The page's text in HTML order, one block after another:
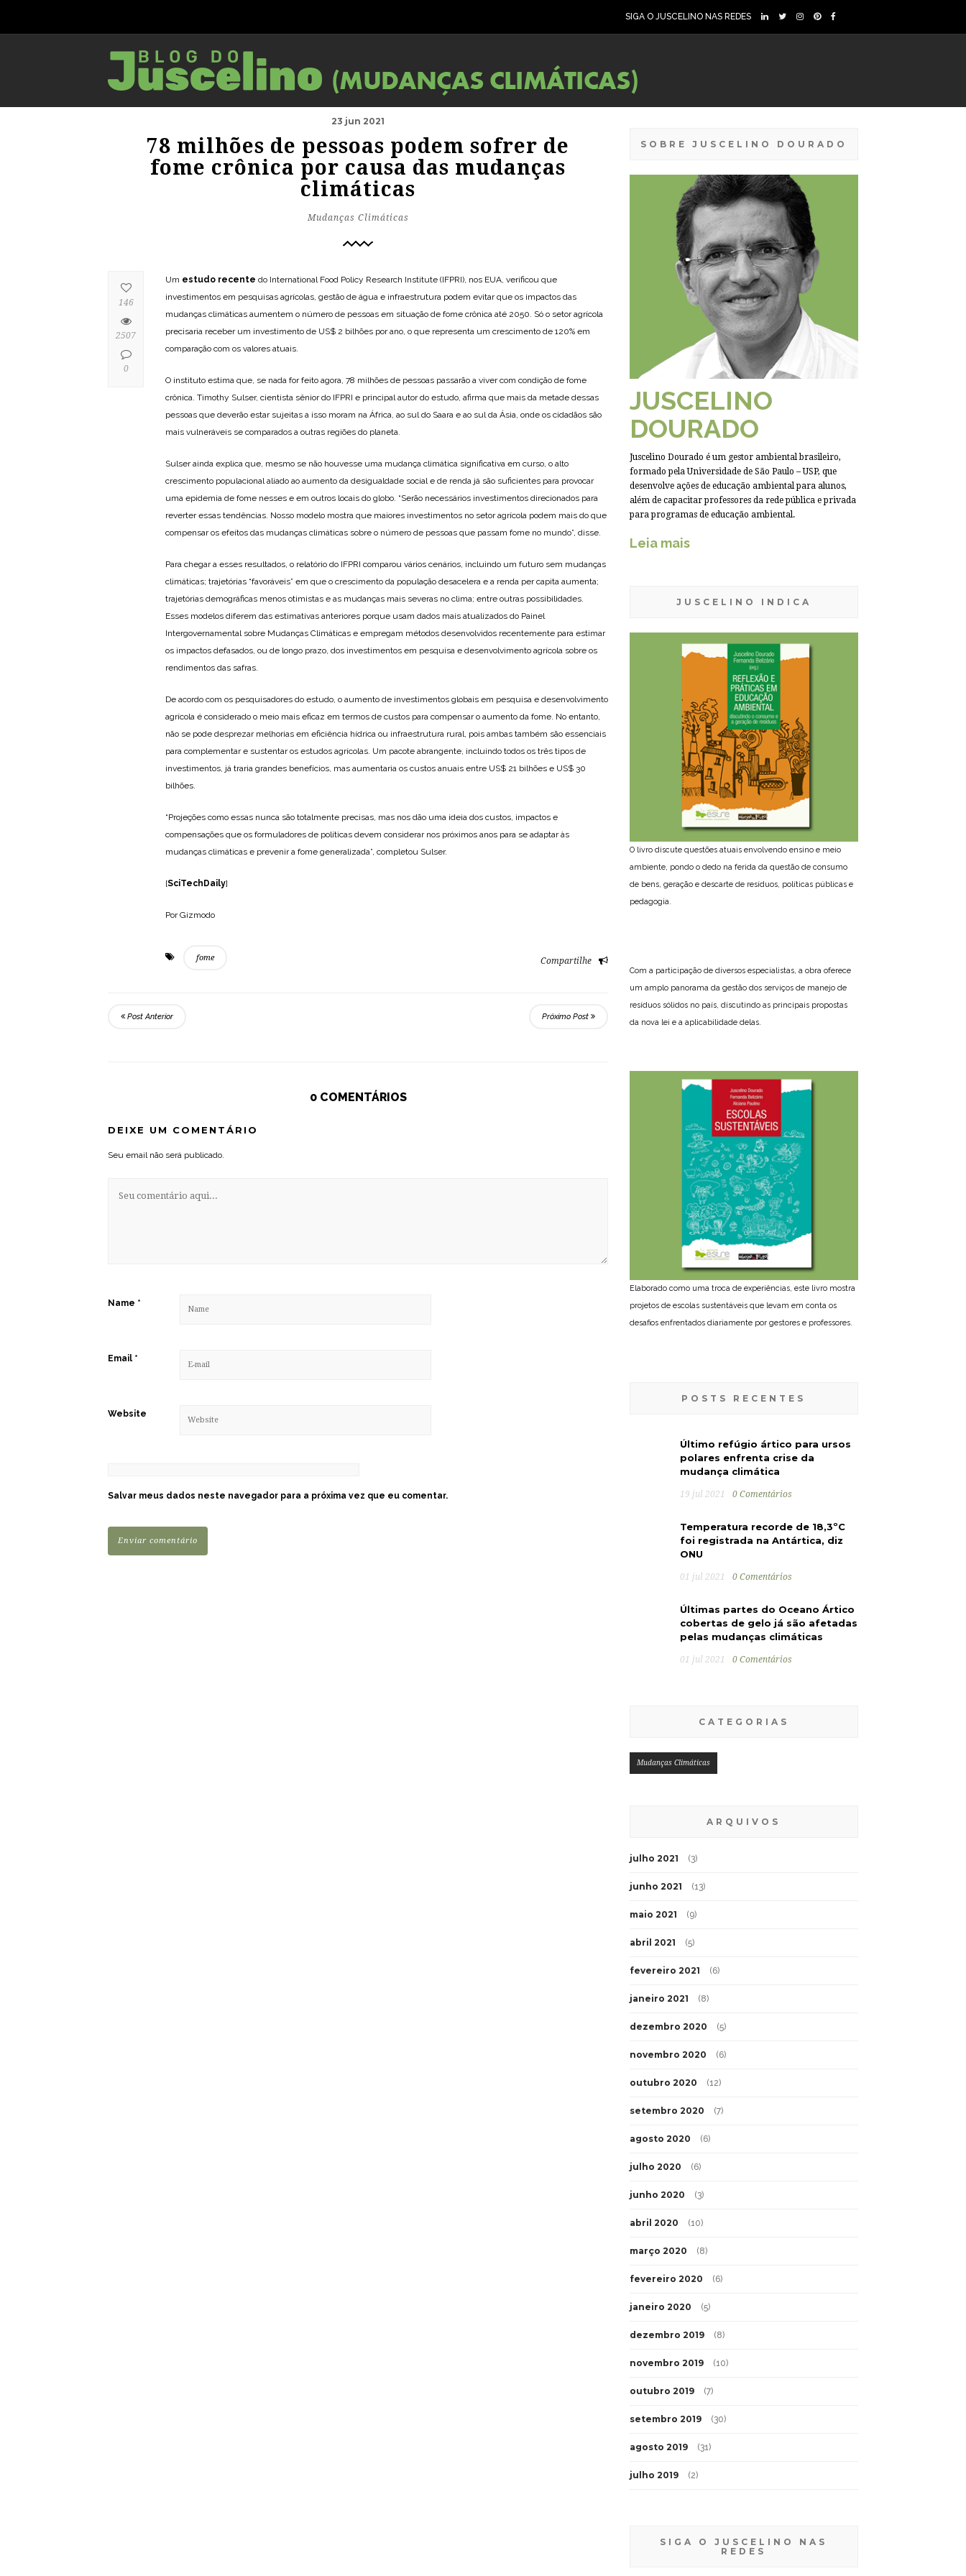
SIGA O JUSCELINO NAS REDES
23 jun 2021
78 milhões de pessoas podem sofrer de
fome crônica por causa das mudanças
climáticas
Mudanças Climáticas
Um estudo recente do International Food Policy Research Institute (IFPRI), nos EUA, verificou que
investimentos em pesquisas agrícolas, gestão de água e infraestrutura podem evitar que os impactos das
mudanças climáticas aumentem o número de pessoas em situação de fome crônica até 2050. Só o setor agrícola
precisaria receber um investimento de US$ 2 bilhões por ano, o que representa um crescimento de 120% em
comparação com os valores atuais.
O instituto estima que, se nada for feito agora, 78 milhões de pessoas passarão a viver com condição de fome
crônica. Timothy Sulser, cientista sênior do IFPRI e principal autor do estudo, afirma que mais da metade dessas
pessoas que deverão estar sujeitas a isso moram na África, ao sul do Saara e ao sul da Ásia, onde os cidadãos são
mais vulneráveis se comparados a outras regiões do planeta.
Sulser ainda explica que, mesmo se não houvesse uma mudança climática significativa em curso, o alto
crescimento populacional aliado ao aumento da desigualdade social e de renda já são suficientes para provocar
uma epidemia de fome nesses e em outros locais do globo. “Serão necessários investimentos direcionados para
reverter essas tendências. Nosso modelo mostra que maiores investimentos no setor agrícola podem mais do que
compensar os efeitos das mudanças climáticas sobre o número de pessoas que passam fome no mundo”, disse.
Para chegar a esses resultados, o relatório do IFPRI comparou vários cenários, incluindo um futuro sem mudanças
climáticas; trajetórias “favoráveis” em que o crescimento da população desacelera e a renda per capita aumenta;
trajetórias demográficas menos otimistas e as mudanças mais severas no clima; entre outras possibilidades.
Esses modelos diferem das estimativas anteriores porque usam dados mais atualizados do Painel
Intergovernamental sobre Mudanças Climáticas e empregam métodos desenvolvidos recentemente para estimar
os impactos defasados, ou de longo prazo, dos investimentos em pesquisa e desenvolvimento agrícola sobre os
rendimentos das safras.
De acordo com os pesquisadores do estudo, o aumento de investimentos globais em pesquisa e desenvolvimento
agrícola é considerado o meio mais eficaz em termos de custos para compensar o aumento da fome. No entanto,
não se pode desprezar melhorias em eficiência hídrica ou infraestrutura rural, pois ambas também são essenciais
para complementar e sustentar os estudos agrícolas. Um pacote abrangente, incluindo todos os três tipos de
investimentos, já traria grandes benefícios, mas aumentaria os custos anuais entre US$ 21 bilhões e US$ 30
bilhões.
“Projeções como essas nunca são totalmente precisas, mas nos dão uma ideia dos custos, impactos e
compensações que os formuladores de políticas devem considerar nos próximos anos para se adaptar às
mudanças climáticas e prevenir a fome generalizada”, completou Sulser.
[SciTechDaily]
Por Gizmodo
fome Compartilhe
146
2507
0
Post Anterior Próximo Post
0 COMENTÁRIOS
DEIXE UM COMENTÁRIO
Seu email não será publicado.
Name *
Email *
Website
Salvar meus dados neste navegador para a próxima vez que eu comentar.
SOBRE JUSCELINO DOURADO
JUSCELINO
DOURADO
Juscelino Dourado é um gestor ambiental brasileiro,
formado pela Universidade de São Paulo – USP, que
desenvolve ações de educação ambiental para alunos,
além de capacitar professores da rede pública e privada
para programas de educação ambiental.
Leia mais
JUSCELINO INDICA
O livro discute questões atuais envolvendo ensino e meio
ambiente, pondo o dedo na ferida da questão de consumo
de bens, geração e descarte de resíduos, políticas públicas e
pedagogia.
Com a participação de diversos especialistas, a obra oferece
um amplo panorama da gestão dos serviços de manejo de
resíduos sólidos no país, discutindo as principais propostas
da nova lei e a aplicabilidade delas.
Elaborado como uma troca de experiências, este livro mostra
projetos de escolas sustentáveis que levam em conta os
desafios enfrentados diariamente por gestores e professores.
POSTS RECENTES
Último refúgio ártico para ursos
polares enfrenta crise da
mudança climática
19 jul 2021 0 Comentários
Temperatura recorde de 18,3ºC
foi registrada na Antártica, diz
ONU
01 jul 2021 0 Comentários
Últimas partes do Oceano Ártico
cobertas de gelo já são afetadas
pelas mudanças climáticas
01 jul 2021 0 Comentários
CATEGORIAS
Mudanças Climáticas
ARQUIVOS
julho 2021 (3)
junho 2021 (13)
maio 2021 (9)
abril 2021 (5)
fevereiro 2021 (6)
janeiro 2021 (8)
dezembro 2020 (5)
novembro 2020 (6)
outubro 2020 (12)
setembro 2020 (7)
agosto 2020 (6)
julho 2020 (6)
junho 2020 (3)
abril 2020 (10)
março 2020 (8)
fevereiro 2020 (6)
janeiro 2020 (5)
dezembro 2019 (8)
novembro 2019 (10)
outubro 2019 (7)
setembro 2019 (30)
agosto 2019 (31)
julho 2019 (2)
SIGA O JUSCELINO NAS
REDES